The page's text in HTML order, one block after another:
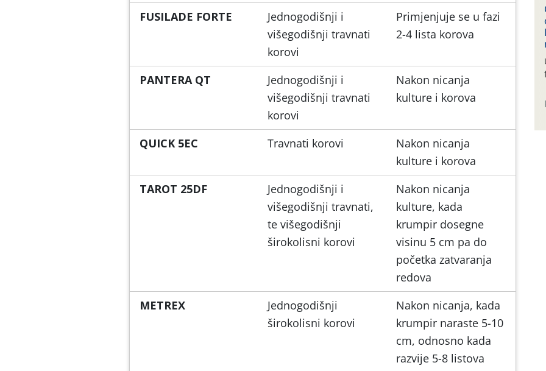
FUSILADE FORTE
Jednogodišnji i
višegodišnji travnati
korovi
Primjenjuje se u fazi
2-4 lista korova
PANTERA QT
Jednogodišnji i
višegodišnji travnati
korovi
Nakon nicanja
kulture i korova
QUICK 5EC Travnati korovi
Nakon nicanja
kulture i korova
TAROT 25DF
Jednogodišnji i
višegodišnji travnati,
te višegodišnji
širokolisni korovi
Nakon nicanja
kulture, kada
krumpir dosegne
visinu 5 cm pa do
početka zatvaranja
redova
METREX
Jednogodišnji
širokolisni korovi
Nakon nicanja, kada
krumpir naraste 5-10
cm, odnosno kada
razvije 5-8 listova